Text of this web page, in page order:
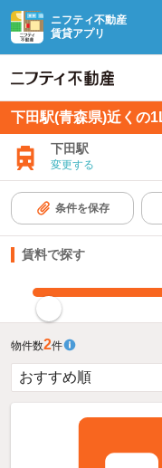
ニフティ不動産
賃貸アプリ
下田駅(青森県)近くの
下田駅
変更する
条件を保存
賃料で探す
物件数2件